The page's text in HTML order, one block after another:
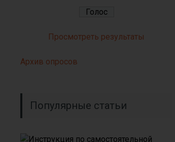
Просмотреть результаты
Архив опросов
Популярные статьи